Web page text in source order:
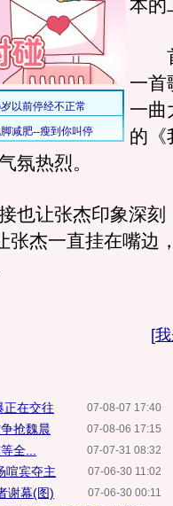
本的
首
一首
一曲
的《
氛热烈。
让张杰印象深刻
张杰一直挂在嘴边
[
07-08-07 17:40
正在交往
07-08-06 17:15
抢魏晨
07-07-31 08:32
全...
07-06-30 11:02
喧宾夺主
07-06-30 00:11
谢幕(图)